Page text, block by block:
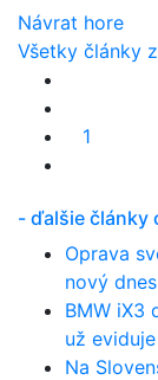
Návrat hore
Všetky články
1
- ďalšie články
Oprava
nový
BMW iX3
už eviduje
Na